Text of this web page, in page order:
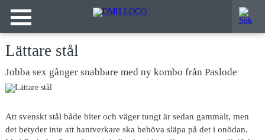
Lättare stål
Jobba sex gånger snabbare med ny kombo från Paslode
Att svenskt stål både biter och väger tungt är sedan gammalt, men
det betyder inte att hantverkare ska behöva släpa på det i onödan.